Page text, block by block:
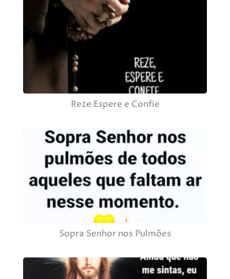
Reze Espere e Confie
Sopra Senhor nos Pulmões